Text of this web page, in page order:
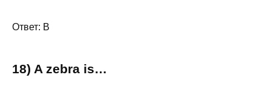
Ответ: B
18) A zebra is…